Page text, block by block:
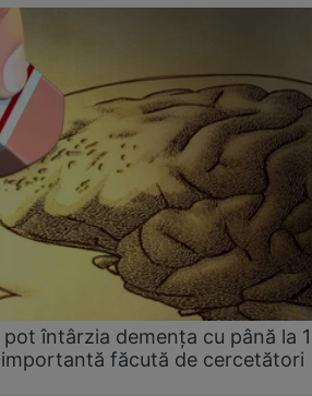
întârzia demența cu până la
făcută de cercetători